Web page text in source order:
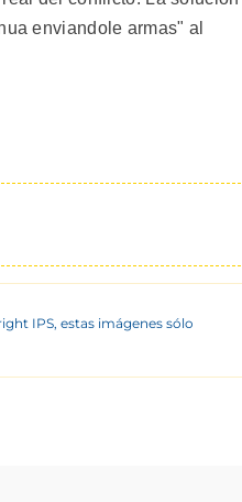
enviandole armas" al
IPS, estas imágenes sólo